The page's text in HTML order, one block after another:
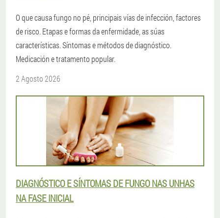
O que causa fungo no pé, principais vías de infección, factores
de risco. Etapas e formas da enfermidade, as súas
características. Síntomas e métodos de diagnóstico.
Medicación e tratamento popular.
2 Agosto 2026
DIAGNÓSTICO E SÍNTOMAS DE FUNGO NAS UNHAS
NA FASE INICIAL